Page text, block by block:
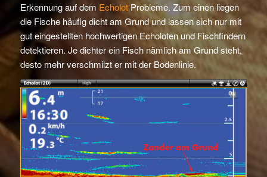
Erkennung auf dem EcholotProbleme. Zum einen liegen
die Fische häufig dicht am Grund und lassen sich nur mit
gut eingestellten hochwertigen Echoloten und Fischfindern
detektieren. Je dichter ein Fisch nämlich am Grund steht,
desto mehr verschmilzt er mit der Bodenlinie.